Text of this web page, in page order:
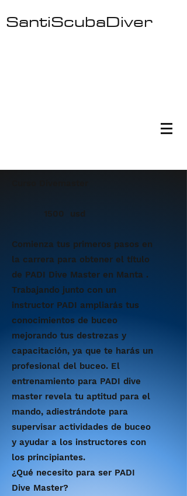
SantiScubaDiver
1500 usd
Comienza tus primeros pasos en
la carrera para obtener el título
de PADI Dive Master en Manta .
Trabajando junto con un
instructor PADI ampliarás tus
conocimientos de buceo
mejorando tus destrezas y
capacitación, ya que te harás un
profesional del buceo. El
entrenamiento para PADI dive
master revela tu aptitud para el
mando, adiestrándote para
supervisar actividades de buceo
y ayudar a los instructores con
los principiantes.
¿Qué necesito para ser PADI
Dive Master?